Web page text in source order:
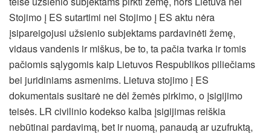
Stojimo į ES sutartimi nei Stojimo į ES aktu nėra
įsipareigojusi užsienio subjektams pardavinėti žemę,
vidaus vandenis ir miškus, be to, ta pačia tvarka ir tomis
pačiomis sąlygomis kaip Lietuvos Respublikos piliečiams
bei juridiniams asmenims. Lietuva stojimo į ES
dokumentais susitarė ne dėl žemės pirkimo, o įsigijimo
teisės. LR civilinio kodekso kalba įsigijimas reiškia
nebūtinai pardavimą, bet ir nuomą, panaudą ar uzufruktą,